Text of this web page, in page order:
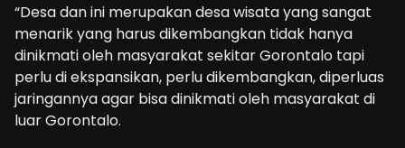
“Desa dan ini merupakan desa wisata yang sangat
menarik yang harus dikembangkan tidak hanya
dinikmati oleh masyarakat sekitar Gorontalo tapi
perlu di ekspansikan, perlu dikembangkan, diperluas
jaringannya agar bisa dinikmati oleh masyarakat di
luar Gorontalo.